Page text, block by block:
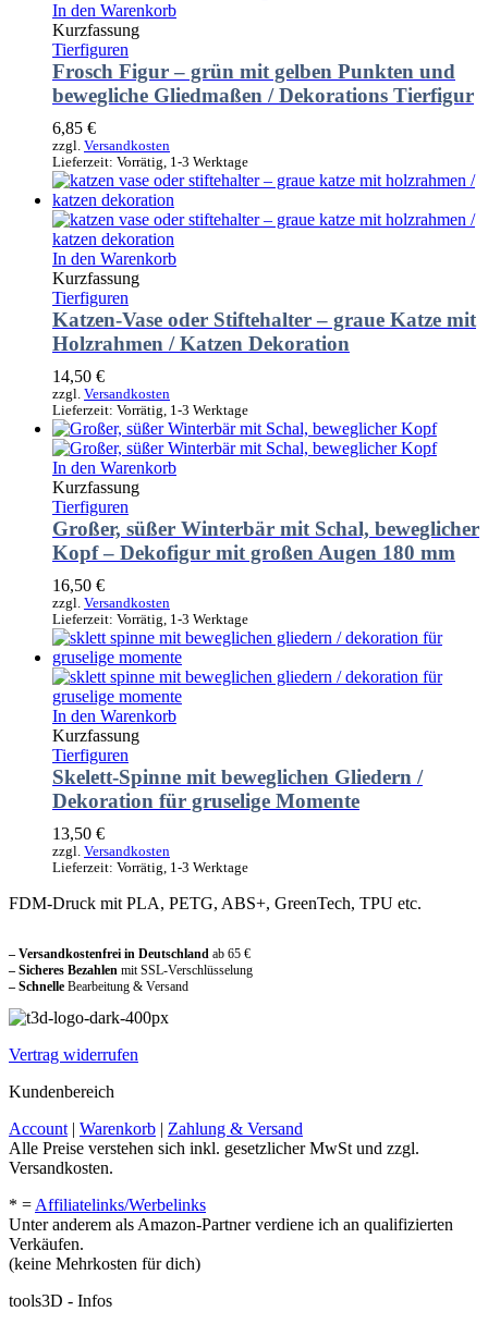
In den Warenkorb
Kurzfassung
Tierfiguren
Frosch Figur – grün mit gelben Punkten und
bewegliche Gliedmaßen / Dekorations Tierfigur
6,85 €
zzgl. Versandkosten
Lieferzeit: Vorrätig, 1-3 Werktage
In den Warenkorb
Kurzfassung
Tierfiguren
Katzen-Vase oder Stiftehalter – graue Katze mit
Holzrahmen / Katzen Dekoration
14,50 €
zzgl. Versandkosten
Lieferzeit: Vorrätig, 1-3 Werktage
In den Warenkorb
Kurzfassung
Tierfiguren
Großer, süßer Winterbär mit Schal, beweglicher
Kopf – Dekofigur mit großen Augen 180 mm
16,50 €
zzgl. Versandkosten
Lieferzeit: Vorrätig, 1-3 Werktage
In den Warenkorb
Kurzfassung
Tierfiguren
Skelett-Spinne mit beweglichen Gliedern /
Dekoration für gruselige Momente
13,50 €
zzgl. Versandkosten
Lieferzeit: Vorrätig, 1-3 Werktage
FDM-Druck mit PLA, PETG, ABS+, GreenTech, TPU etc.
– Versandkostenfrei in Deutschland ab 65 €
– Sicheres Bezahlen mit SSL-Verschlüsselung
– Schnelle Bearbeitung & Versand
Vertrag widerrufen
Kundenbereich
Account | Warenkorb | Zahlung & Versand
Alle Preise verstehen sich inkl. gesetzlicher MwSt und zzgl.
Versandkosten.
* = Affiliatelinks/Werbelinks
Unter anderem als Amazon-Partner verdiene ich an qualifizierten
Verkäufen.
(keine Mehrkosten für dich)
tools3D - Infos